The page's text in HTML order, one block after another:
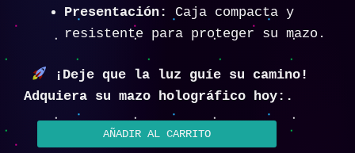
Presentación:
Caja compacta y
resistente para proteger su mazo.
¡Deje que la luz guíe su camino!
Adquiera su mazo holográfico hoy:.
AÑADIR AL CARRITO